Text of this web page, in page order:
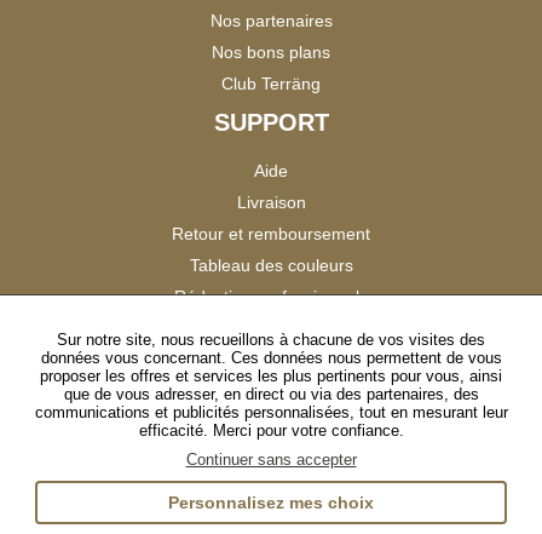
Nos partenaires
Nos bons plans
Club Terräng
SUPPORT
Aide
Livraison
Retour et remboursement
Tableau des couleurs
Réduction professionnels
Satisfaction Clients
SUIVEZ-NOUS
InstagramTikTokFacebookYouTubeLinkedIn
Sur notre site, nous recueillons à chacune de vos visites des
données vous concernant. Ces données nous permettent de vous
proposer les offres et services les plus pertinents pour vous, ainsi
que de vous adresser, en direct ou via des partenaires, des
communications et publicités personnalisées, tout en mesurant leur
efficacité. Merci pour votre confiance.
Continuer sans accepter
Personnalisez mes choix